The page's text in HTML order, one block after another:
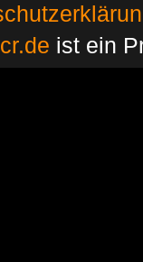
ist ein